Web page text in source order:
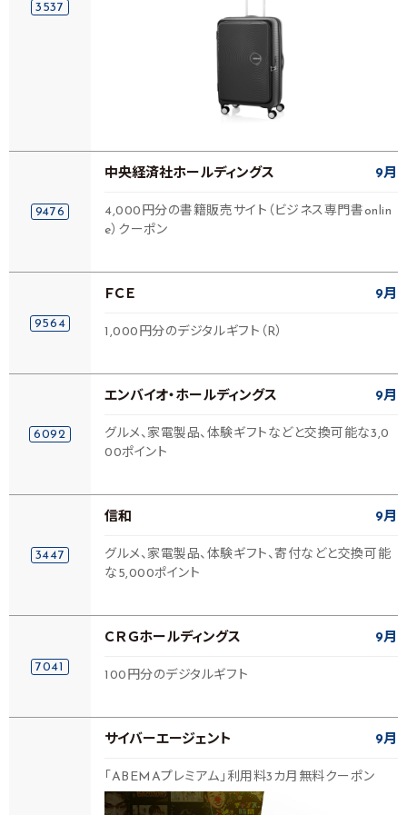
3537
9476
中央経済社ホールディングス 9月
4,000円分の書籍販売サイト（ビジネス専門書onlin
e）クーポン
9564
ＦＣＥ 9月
1,000円分のデジタルギフト（R）
6092
エンバイオ・ホールディングス 9月
グルメ、家電製品、体験ギフトなどと交換可能な3,0
00ポイント
3447
信和 9月
グルメ、家電製品、体験ギフト、寄付などと交換可能
な5,000ポイント
7041
ＣＲＧホールディングス 9月
100円分のデジタルギフト
サイバーエージェント 9月
「ABEMAプレミアム」利用料3カ月無料クーポン